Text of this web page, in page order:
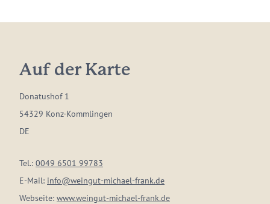
Auf der Karte
Donatushof 1
54329 Konz-Kommlingen
DE
Tel.: 0049 6501 99783
E-Mail: info@weingut-michael-frank.de
Webseite: www.weingut-michael-frank.de